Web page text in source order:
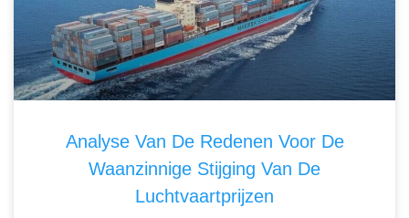
Analyse Van De Redenen Voor De
Waanzinnige Stijging Van De
Luchtvaartprijzen